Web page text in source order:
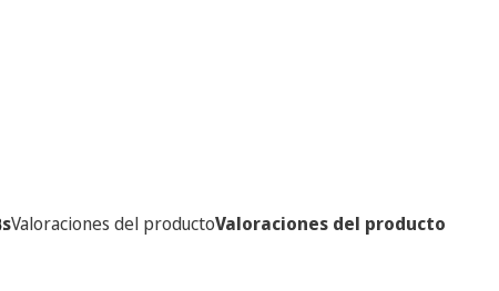
Valoraciones del productoValoraciones del producto